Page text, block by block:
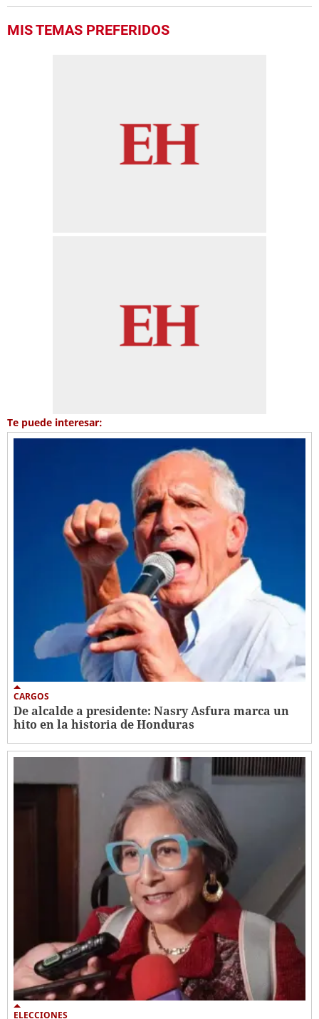
MIS TEMAS PREFERIDOS
Te puede interesar:
CARGOS
De alcalde a presidente: Nasry Asfura marca un
hito en la historia de Honduras
ELECCIONES